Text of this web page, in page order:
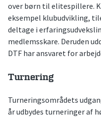
over børn til elitespillere.
eksempel klubudvikling,
deltage i
medlemsskare. Deruden
DTF har ansvaret for
Turnering
Turneringsområdets
år udbydes turneringer af